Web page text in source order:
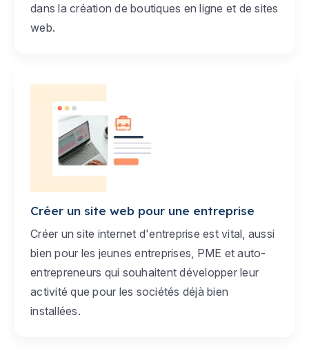
dans la création de boutiques en ligne et de sites
web.
Créer un site web pour une entreprise
Créer un site internet d'entreprise est vital, aussi
bien pour les jeunes entreprises, PME et auto-
entrepreneurs qui souhaitent développer leur
activité que pour les sociétés déjà bien
installées.